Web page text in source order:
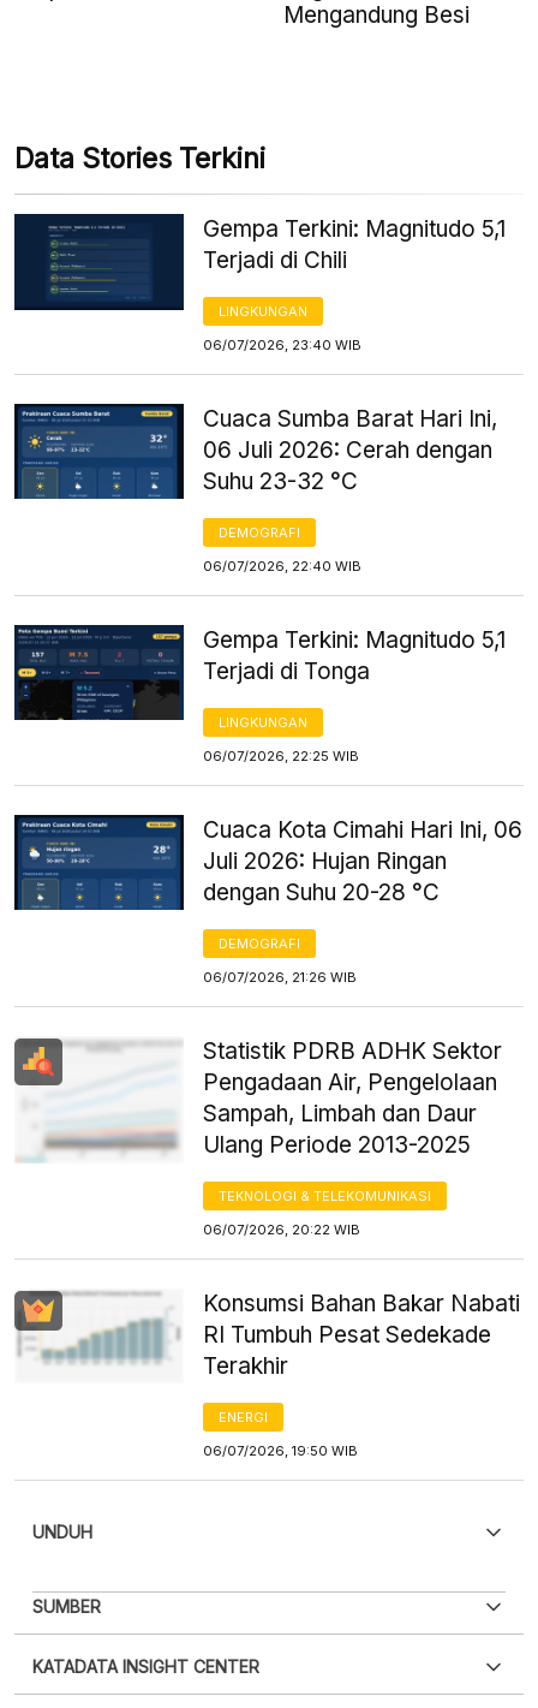
Mengandung Besi
Data Stories Terkini
Gempa Terkini: Magnitudo 5,1
Terjadi di Chili
LINGKUNGAN
06/07/2026, 23:40 WIB
Cuaca Sumba Barat Hari Ini,
06 Juli 2026: Cerah dengan
Suhu 23-32 °C
DEMOGRAFI
06/07/2026, 22:40 WIB
Gempa Terkini: Magnitudo 5,1
Terjadi di Tonga
LINGKUNGAN
06/07/2026, 22:25 WIB
Cuaca Kota Cimahi Hari Ini, 06
Juli 2026: Hujan Ringan
dengan Suhu 20-28 °C
DEMOGRAFI
06/07/2026, 21:26 WIB
Statistik PDRB ADHK Sektor
Pengadaan Air, Pengelolaan
Sampah, Limbah dan Daur
Ulang Periode 2013-2025
TEKNOLOGI & TELEKOMUNIKASI
06/07/2026, 20:22 WIB
Konsumsi Bahan Bakar Nabati
RI Tumbuh Pesat Sedekade
Terakhir
ENERGI
06/07/2026, 19:50 WIB
UNDUH
PDF PNG
XLS
SUMBER
punya akun?Silakan Daftar sekarang
KATADATA INSIGHT CENTER